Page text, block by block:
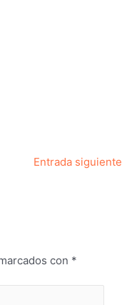
Entrada siguiente
con *